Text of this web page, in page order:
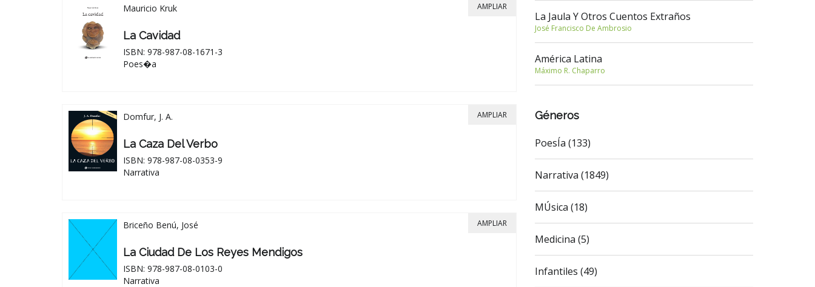
Mauricio Kruk
La Cavidad
ISBN: 978-987-08-1671-3
Poes�a
AMPLIAR
Domfur, J. A.
La Caza Del Verbo
ISBN: 978-987-08-0353-9
Narrativa
AMPLIAR
Briceño Benú, José
La Ciudad De Los Reyes Mendigos
ISBN: 978-987-08-0103-0
Narrativa
AMPLIAR
La Jaula Y Otros Cuentos Extraños
José Francisco De Ambrosio
América Latina
Máximo R. Chaparro
Géneros
PoesÍa (133)
Narrativa (1849)
MÚsica (18)
Medicina (5)
Infantiles (49)